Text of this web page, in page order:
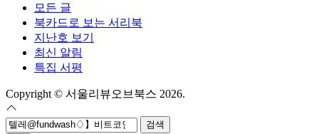
모든 글
북카드로 보는 서리북
지난호 보기
최신 알림
특집 서평
Copyright © 서울리뷰오브북스 2026.
검